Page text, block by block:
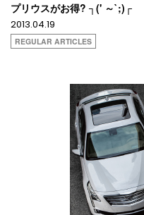
プリウスがお得? ┐(' ～`;)┌
2013.04.19
REGULAR ARTICLES